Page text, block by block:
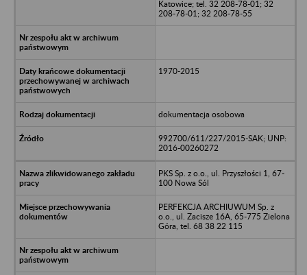
Katowice; tel. 32 208-78-01; 32
208-78-01; 32 208-78-55
1970-2015
dokumentacja osobowa
992700/611/227/2015-SAK; UNP:
2016-00260272
PKS Sp. z o.o., ul. Przyszłości 1, 67-
100 Nowa Sól
PERFEKCJA ARCHIUWUM Sp. z
o.o., ul. Zacisze 16A, 65-775 Zielona
Góra, tel. 68 38 22 115